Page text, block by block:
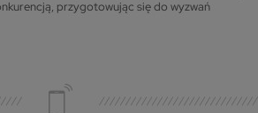
przygotowując się do wyzwań